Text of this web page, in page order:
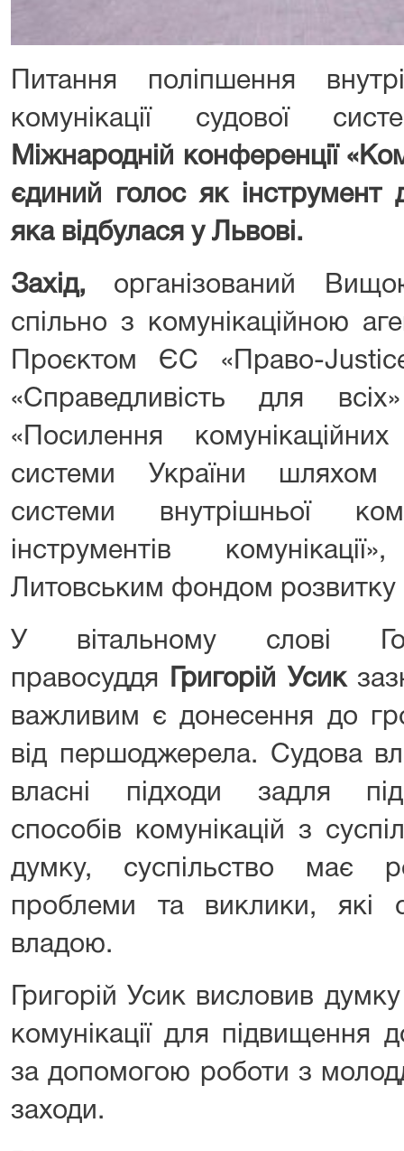
Питання поліпшення
комунікації судової
Міжнародній конференції
єдиний голос як інструмент
яка відбулася у Львові.
Захід, організований
спільно з комунікаційною
Проєктом ЄС «Право-
«Справедливість для
«Посилення
системи України шляхом
системи внутрішньої
інструментів
Литовським фондом розвитку
У вітальному слові
правосуддя
Григорій Усик
важливим є донесення до
від першоджерела. Судова
власні підходи задля
способів комунікацій з
думку, суспільство має
проблеми та виклики, які
владою.
Григорій Усик висловив
комунікації для підвищення
за допомогою роботи з
заходи.